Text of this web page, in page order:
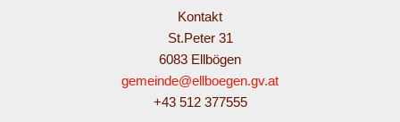
Kontakt
St.Peter 31
6083 Ellbögen
gemeinde@ellboegen.gv.at
+43 512 377555